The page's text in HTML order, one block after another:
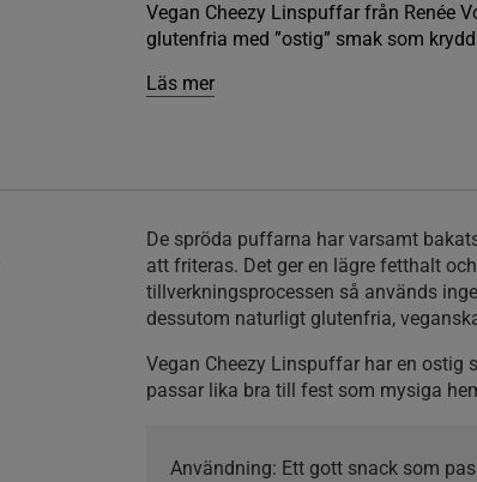
Vegan Cheezy Linspuffar från Renée
glutenfria med ”ostig” smak som
Läs mer
De spröda puffarna har varsamt
att friteras. Det ger en lägre fetthalt
tillverkningsprocessen så används
dessutom naturligt glutenfria,
Vegan Cheezy Linspuffar har en ostig
passar lika bra till fest som mysiga
Användning: Ett gott snack som